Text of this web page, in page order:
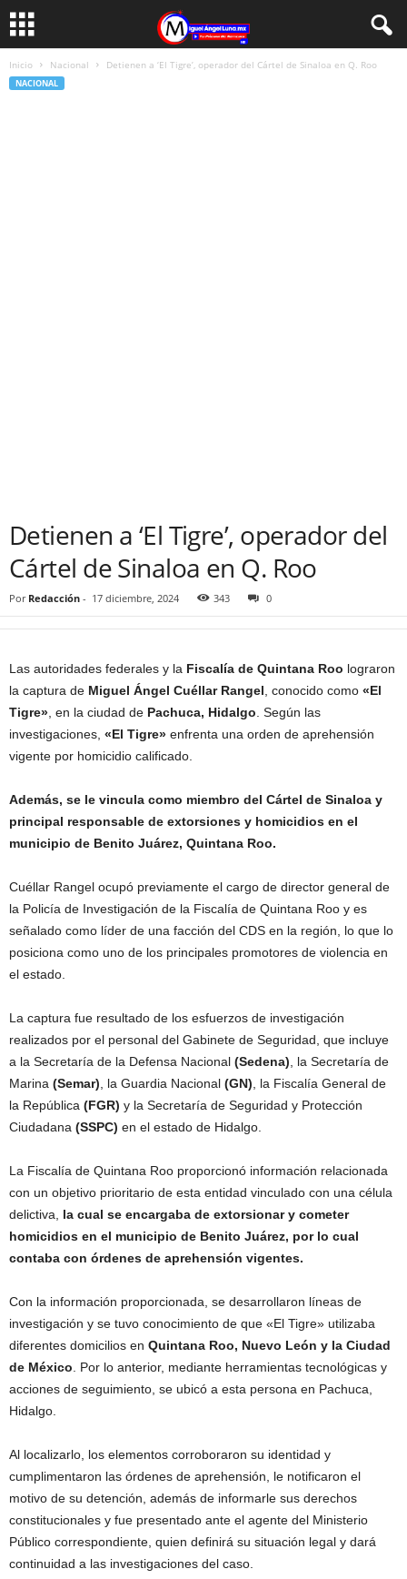
Inicio Nacional Detienen a ‘El Tigre’, operador del Cártel de Sinaloa en Q. Roo
NACIONAL
Detienen a ‘El Tigre’, operador del
Cártel de Sinaloa en Q. Roo
Por Redacción - 17 diciembre, 2024 343 0
Las autoridades federales y la Fiscalía de Quintana Roo lograron
la captura de Miguel Ángel Cuéllar Rangel , conocido como «El
Tigre» , en la ciudad de Pachuca, Hidalgo . Según las
investigaciones, «El Tigre» enfrenta una orden de aprehensión
vigente por homicidio calificado.
Además, se le vincula como miembro del Cártel de Sinaloa y
principal responsable de extorsiones y homicidios en el
municipio de Benito Juárez, Quintana Roo.
Cuéllar Rangel ocupó previamente el cargo de director general de
la Policía de Investigación de la Fiscalía de Quintana Roo y es
señalado como líder de una facción del CDS en la región, lo que lo
posiciona como uno de los principales promotores de violencia en
el estado.
La captura fue resultado de los esfuerzos de investigación
realizados por el personal del Gabinete de Seguridad, que incluye
a la Secretaría de la Defensa Nacional (Sedena) , la Secretaría de
Marina (Semar) , la Guardia Nacional (GN) , la Fiscalía General de
la República (FGR) y la Secretaría de Seguridad y Protección
Ciudadana (SSPC) en el estado de Hidalgo.
La Fiscalía de Quintana Roo proporcionó información relacionada
con un objetivo prioritario de esta entidad vinculado con una célula
delictiva, la cual se encargaba de extorsionar y cometer
homicidios en el municipio de Benito Juárez, por lo cual
contaba con órdenes de aprehensión vigentes.
Con la información proporcionada, se desarrollaron líneas de
investigación y se tuvo conocimiento de que «El Tigre» utilizaba
diferentes domicilios en Quintana Roo, Nuevo León y la Ciudad
de México . Por lo anterior, mediante herramientas tecnológicas y
acciones de seguimiento, se ubicó a esta persona en Pachuca,
Hidalgo.
Al localizarlo, los elementos corroboraron su identidad y
cumplimentaron las órdenes de aprehensión, le notificaron el
motivo de su detención, además de informarle sus derechos
constitucionales y fue presentado ante el agente del Ministerio
Público correspondiente, quien definirá su situación legal y dará
continuidad a las investigaciones del caso.